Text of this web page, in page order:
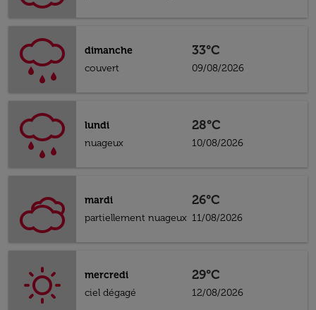
dimanche
couvert
33°C
09/08/2026
lundi
nuageux
28°C
10/08/2026
mardi
partiellement nuageux
26°C
11/08/2026
mercredi
ciel dégagé
29°C
12/08/2026